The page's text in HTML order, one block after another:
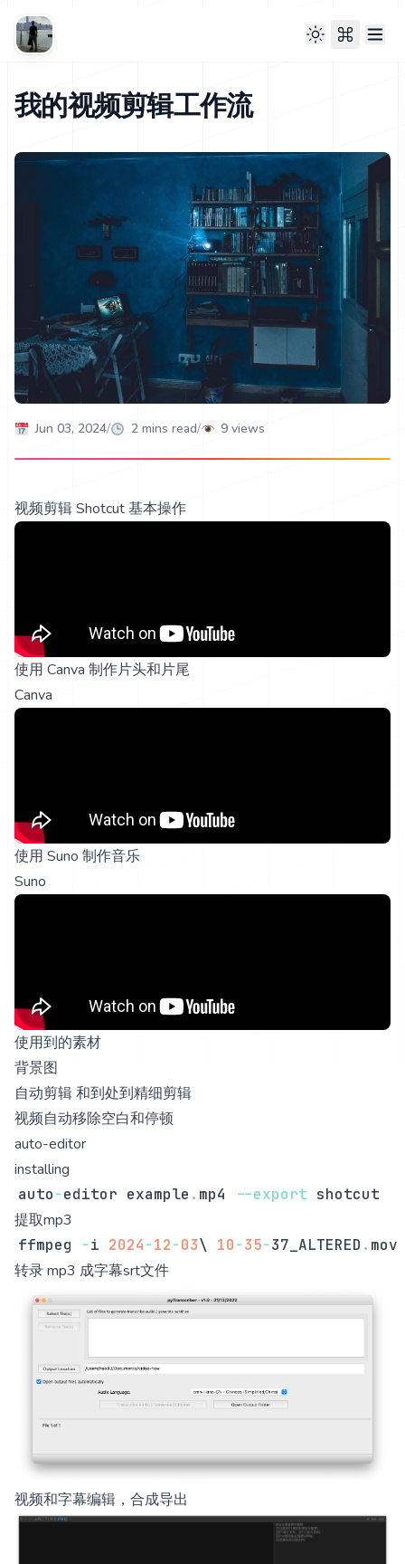
我的视频剪辑工作流
Published on
Jun 03, 2024/ 2mins read/ 9 views
视频剪辑 Shotcut 基本操作
使用 Canva 制作片头和片尾
Canva
使用 Suno 制作音乐
Suno
使用到的素材
背景图
自动剪辑 和到处到精细剪辑
视频自动移除空白和停顿
auto-editor
installing
auto-editor example . mp4 --export
提取mp3
ffmpeg -i 2024-12-03\ 10-35-37_ALTERED . mov
转录 mp3 成字幕srt文件
视频和字幕编辑，合成导出